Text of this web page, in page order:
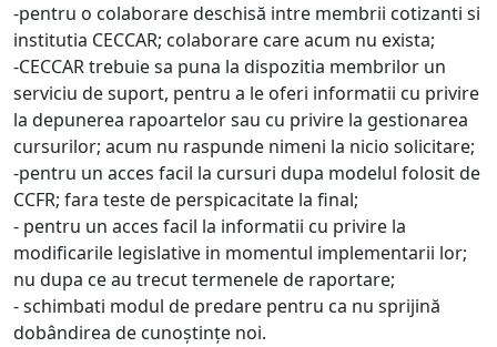
-pentru o colaborare deschisă intre membrii cotizanti si
institutia CECCAR; colaborare care acum nu exista;
-CECCAR trebuie sa puna la dispozitia membrilor un
serviciu de suport, pentru a le oferi informatii cu privire
la depunerea rapoartelor sau cu privire la gestionarea
cursurilor; acum nu raspunde nimeni la nicio solicitare;
-pentru un acces facil la cursuri dupa modelul folosit de
CCFR; fara teste de perspicacitate la final;
- pentru un acces facil la informatii cu privire la
modificarile legislative in momentul implementarii lor;
nu dupa ce au trecut termenele de raportare;
- schimbati modul de predare pentru ca nu sprijină
dobândirea de cunoștințe noi.